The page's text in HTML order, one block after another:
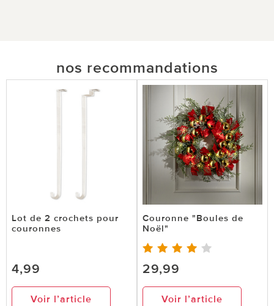
nos recommandations
Lot de 2 crochets pour
couronnes
4,99
Voir l’article
Couronne "Boules de
Noël"
29,99
Voir l’article